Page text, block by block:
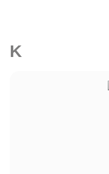
K